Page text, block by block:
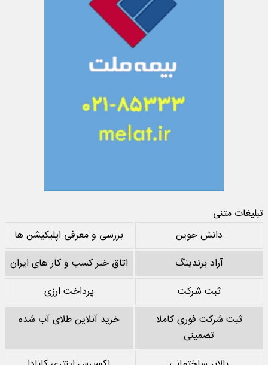
تبلیغات متنی
دانش جوین
بررسی و معرفی اپلیکیشن ها
آراد برندینگ
اتاق خبر کسب و کار های ایران
ثبت شرکت
پرداخت ارزی
ثبت شرکت فوری کاملا
تضمینی
خرید آنلاین طلای آب شده